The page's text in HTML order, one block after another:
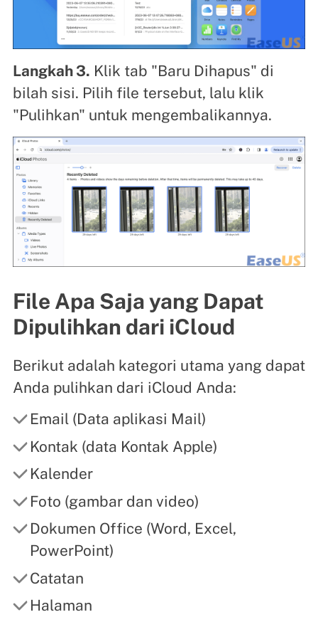
Langkah 3. Klik tab "Baru Dihapus" di
bilah sisi. Pilih file tersebut, lalu klik
"Pulihkan" untuk mengembalikannya.
File Apa Saja yang Dapat
Dipulihkan dari iCloud
Berikut adalah kategori utama yang dapat
Anda pulihkan dari iCloud Anda:
Email (Data aplikasi Mail)
Kontak (data Kontak Apple)
Kalender
Foto (gambar dan video)
Dokumen Office (Word, Excel,
PowerPoint)
Catatan
Halaman